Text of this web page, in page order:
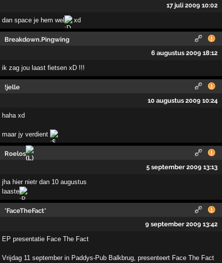
17 juli 2009 10:02
dan space je hem wel xd
Breakdown.Pingwing
6 augustus 2009 18:12
ik zag jou laast fietsen xD !!!
!jelle
10 augustus 2009 10:24
haha xd
maar jy verdient
Roelos
5 september 2009 13:13
jha hier nietr dan 10 augustus
laaste
*FaceTheFact*
9 september 2009 13:42
EP presentatie Face The Fact
Vrijdag 11 september in Paddys-Pub Balkbrug, presenteert Face The Fact